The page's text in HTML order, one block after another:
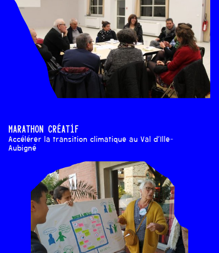
Marathon créatif
Accélérer la transition climatique au Val d'Ille-
Aubigné